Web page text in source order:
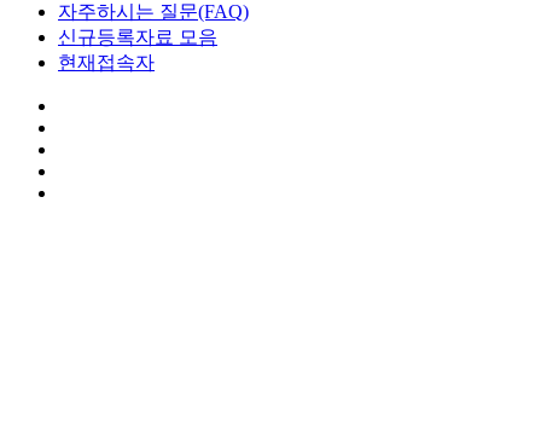
자주하시는 질문(FAQ)
신규등록자료 모음
현재접속자